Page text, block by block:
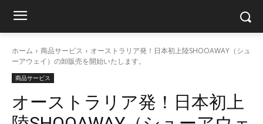
ホーム 商品サービス
オーストラリア発！日本初上陸SHOOAWAY（シュ
ーアウェイ）の卸販売を開始いたします。
商品サービス
オーストラリア発！日本初上